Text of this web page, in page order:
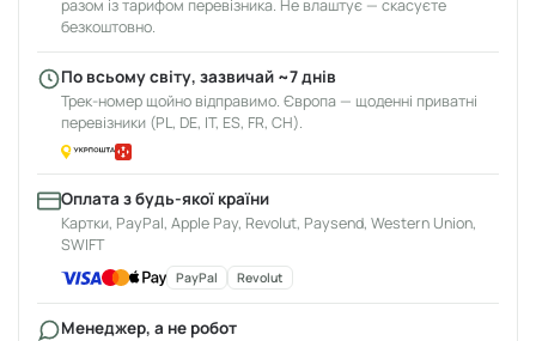
разом із тарифом перевізника. Не влаштує — скасуєте
безкоштовно.
По всьому світу, зазвичай ~7 днів
Трек-номер щойно відправимо. Європа — щоденні приватні
перевізники (PL, DE, IT, ES, FR, CH).
Оплата з будь-якої країни
Картки, PayPal, Apple Pay, Revolut, Paysend, Western Union,
SWIFT
PayPal Revolut
Менеджер, а не робот